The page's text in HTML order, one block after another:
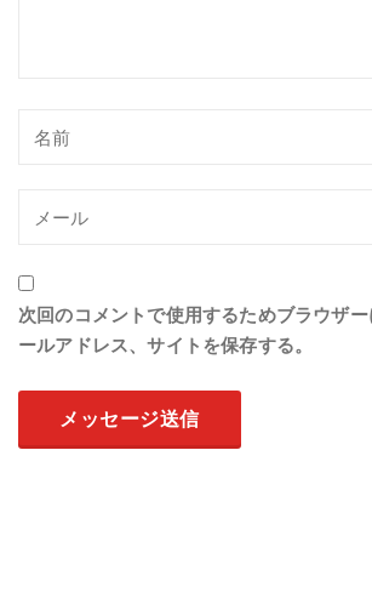
次回のコメントで使用するためブラウザ
ールアドレス、サイトを保存する。